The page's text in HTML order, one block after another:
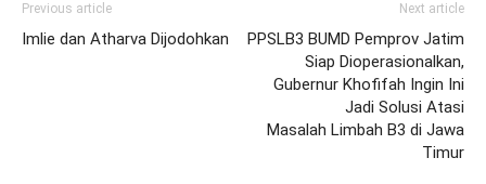
Previous article
Imlie dan Atharva Dijodohkan
Next article
PPSLB3 BUMD Pemprov Jatim
Siap Dioperasionalkan,
Gubernur Khofifah Ingin Ini
Jadi Solusi Atasi
Masalah Limbah B3 di Jawa
Timur